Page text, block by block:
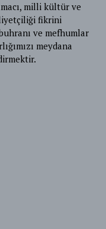
milli kültür ve
fikrini
ve mefhumlar
meydana